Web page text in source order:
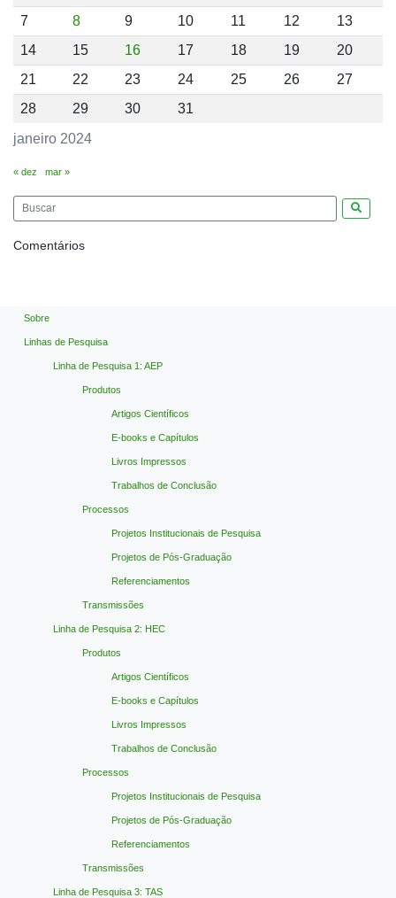
janeiro 2024
7
8 9 10 11 12
13
14
15 16 17 18 19
20
21
22 23 24 25 26
27
28
29 30 31
« dez mar »
Comentários
Sobre
Linhas de Pesquisa
Linha de Pesquisa 1: AEP
Produtos
Artigos Científicos
E-books e Capítulos
Livros Impressos
Trabalhos de Conclusão
Processos
Projetos Institucionais de Pesquisa
Projetos de Pós-Graduação
Referenciamentos
Transmissões
Linha de Pesquisa 2: HEC
Produtos
Artigos Científicos
E-books e Capítulos
Livros Impressos
Trabalhos de Conclusão
Processos
Projetos Institucionais de Pesquisa
Projetos de Pós-Graduação
Referenciamentos
Transmissões
Linha de Pesquisa 3: TAS